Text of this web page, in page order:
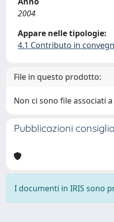
2004
Appare nelle tipologie:
4.1 Contributo in
File in questo prodotto:
Non ci sono file associati
Pubblicazioni
I documenti in IRIS sono